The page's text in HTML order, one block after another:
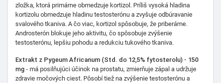
zložka, ktorá primárne obmedzuje kortizol. Príliš vysoká hladina
kortizolu obmedzuje hladinu testosterónu a zvyšuje odbúravanie
svalového tkaniva. A čo viac, kortizol spôsobuje, že priberáme.
Androsterón blokuje jeho aktivitu, čo spôsobuje zvýšenie
testosterónu, lepšiu pohodu a redukciu tukového tkaniva.
Extrakt z Pygeum Africanum (Std. do 12,5% fytosterolu) - 150
mg - má posilňujúci účinok na prostatu, zmierňuje zápal a udržuje
zdravie močových ciest. Pôsobí tiež na zvýšenie testosterónu a